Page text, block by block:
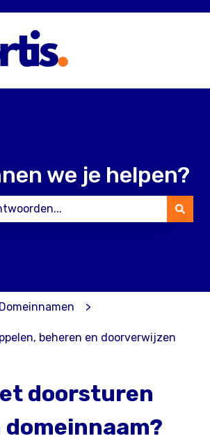
we je helpen?
Domeinnamen
beheren en doorverwijzen
doorsturen
domeinnaam?